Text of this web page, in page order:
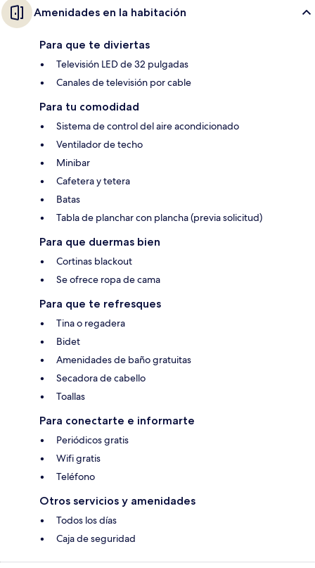
Amenidades en la habitación
Para que te diviertas
Televisión LED de 32 pulgadas
Canales de televisión por cable
Para tu comodidad
Sistema de control del aire acondicionado
Ventilador de techo
Minibar
Cafetera y tetera
Batas
Tabla de planchar con plancha (previa solicitud)
Para que duermas bien
Cortinas blackout
Se ofrece ropa de cama
Para que te refresques
Tina o regadera
Bidet
Amenidades de baño gratuitas
Secadora de cabello
Toallas
Para conectarte e informarte
Periódicos gratis
Wifi gratis
Teléfono
Otros servicios y amenidades
Todos los días
Caja de seguridad